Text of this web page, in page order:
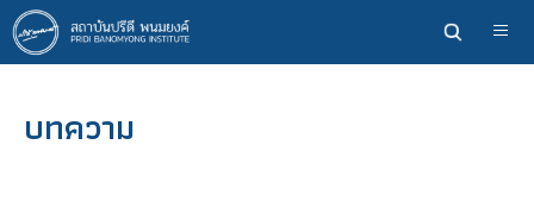
ข้าม
ไป
ยัง
หลักบทความ